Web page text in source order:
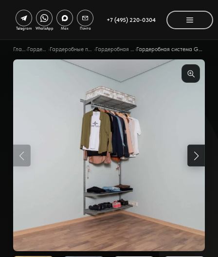
+7 (495) 220-0304
Telegram WhatsApp Max Почта
Главная› Гардеробные › Гардеробные по помещению › Гардеробная в коридоре › Гардеробная система Gardie для коридора